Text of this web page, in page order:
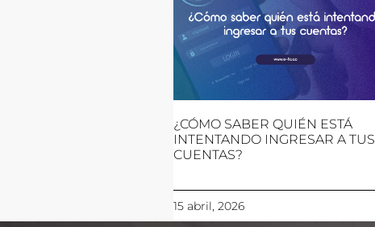
¿CÓMO SABER QUIÉN ESTÁ
INTENTANDO INGRESAR A TUS
CUENTAS?
15 abril, 2026